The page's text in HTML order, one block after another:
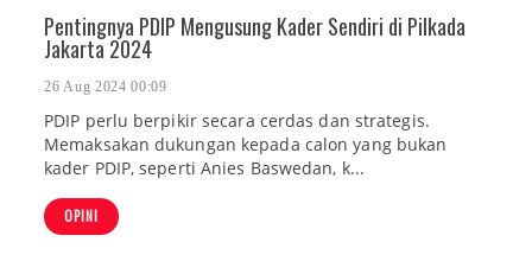
Pentingnya PDIP Mengusung Kader Sendiri di Pilkada
Jakarta 2024
26 Aug 2024 00:09
PDIP perlu berpikir secara cerdas dan strategis.
Memaksakan dukungan kepada calon yang bukan
kader PDIP, seperti Anies Baswedan, k...
OPINI